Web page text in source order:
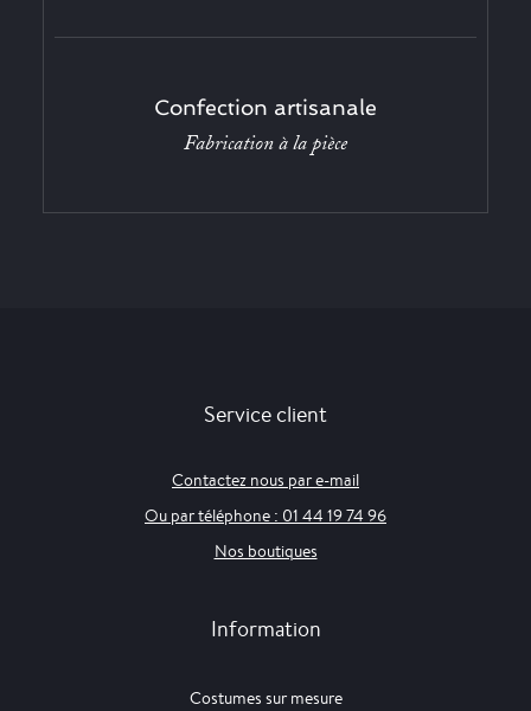
Confection artisanale
Fabrication à la pièce
Service client
Contactez nous par e-mail
Ou par téléphone : 01 44 19 74 96
Nos boutiques
Information
Costumes sur mesure